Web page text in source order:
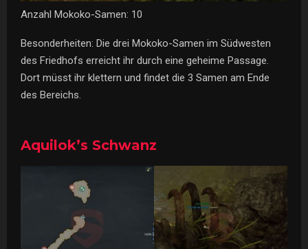
Anzahl Mokoko-Samen: 10
Besonderheiten: Die drei Mokoko-Samen im Südwesten
des Friedhofs erreicht ihr durch eine geheime Passage.
Dort müsst ihr klettern und findet die 3 Samen am Ende
des Bereichs.
Aquilok’s Schwanz